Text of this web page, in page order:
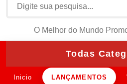
O Melhor do Mundo
Todas
Inicio LANÇAMENTOS